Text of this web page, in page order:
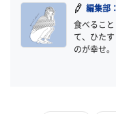
編集部
食べるこ
て、ひた
のが幸せ。